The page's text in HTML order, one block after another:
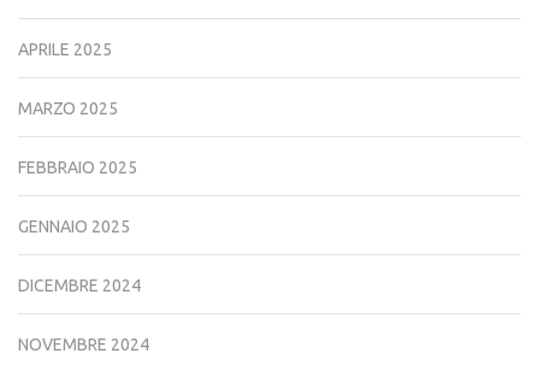
APRILE 2025
MARZO 2025
FEBBRAIO 2025
GENNAIO 2025
DICEMBRE 2024
NOVEMBRE 2024